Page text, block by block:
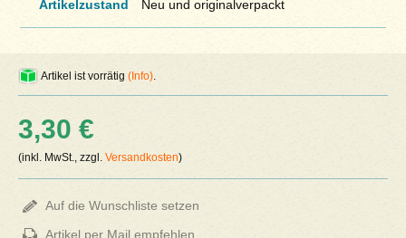
Artikelzustand Neu und originalverpackt
Artikel ist vorrätig(Info)
3,30 €
(inkl. MwSt., zzgl.Versandkosten)
Auf die Wunschliste setzen
Artikel per Mail empfehlen